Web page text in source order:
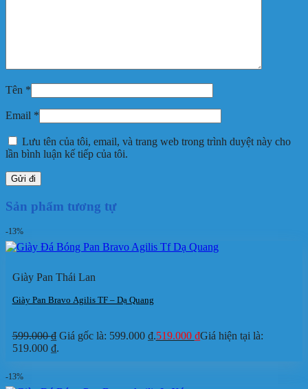
Tên *
Email *
Lưu tên của tôi, email, và trang web trong trình duyệt này cho
lần bình luận kế tiếp của tôi.
Sản phẩm tương tự
-13%
Giày Pan Thái Lan
Giày Pan Bravo Agilis TF – Dạ Quang
599.000₫ Giá gốc là: 599.000 ₫.519.000 ₫Giá hiện tại là:
519.000 ₫.
-13%